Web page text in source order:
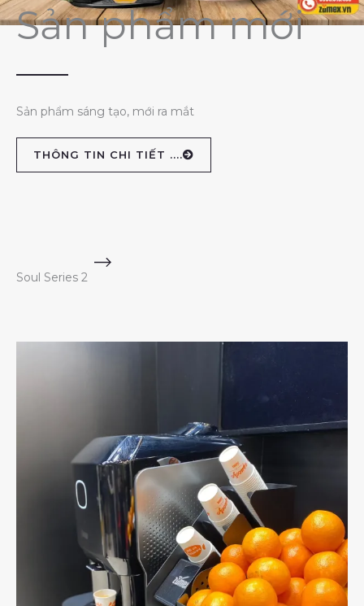
Sản phẩm mới
Sản phẩm sáng tạo, mới ra mắt
THÔNG TIN CHI TIẾT ....
Soul Series 2